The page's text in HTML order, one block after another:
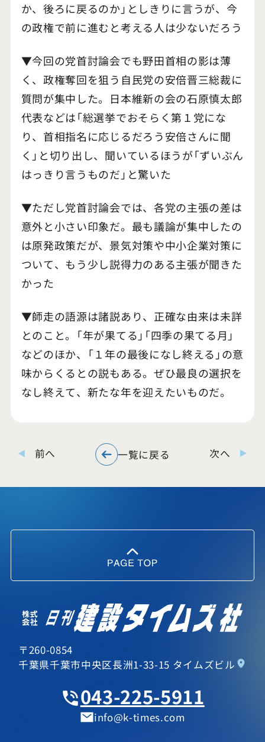
か、後ろに戻るのか」としきりに言うが、今
の政権で前に進むと考える人は少ないだろう
▼今回の党首討論会でも野田首相の影は薄
く、政権奪回を狙う自民党の安倍晋三総裁に
質問が集中した。日本維新の会の石原慎太郎
代表などは「総選挙でおそらく第１党にな
り、首相指名に応じるだろう安倍さんに聞
く」と切り出し、聞いているほうが「ずいぶん
はっきり言うものだ」と驚いた
▼ただし党首討論会では、各党の主張の差は
意外と小さい印象だ。最も議論が集中したの
は原発政策だが、景気対策や中小企業対策に
ついて、もう少し説得力のある主張が聞きた
かった
▼師走の語源は諸説あり、正確な由来は未詳
とのこと。「年が果てる」「四季の果てる月」
などのほか、「１年の最後になし終える」の意
味からくるとの説もある。ぜひ最良の選択を
なし終えて、新たな年を迎えたいものだ。
前へ 一覧に戻る 次へ
〒260-0854
千葉県千葉市中央区長洲1-33-15 タイムズビル
043-225-5911
info k-times.com